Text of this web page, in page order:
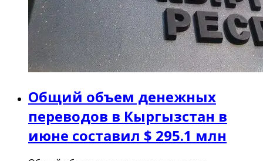
Общий объем денежных
переводов в Кыргызстан в
июне составил $ 295.1 млн